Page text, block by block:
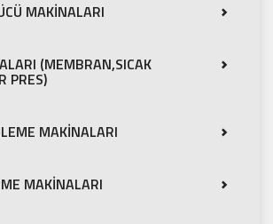
MAKİNALARI
(MEMBRAN,SICAK
PRES)
MAKİNALARI
MAKİNALARI